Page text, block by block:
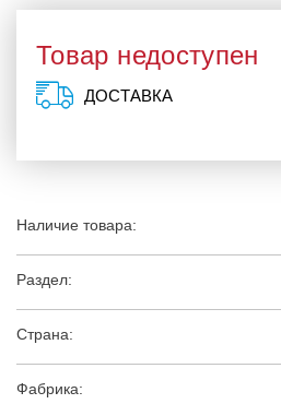
Наличие товара:
Раздел:
Страна:
Фабрика:
Товар недоступен
ДОСТАВКА